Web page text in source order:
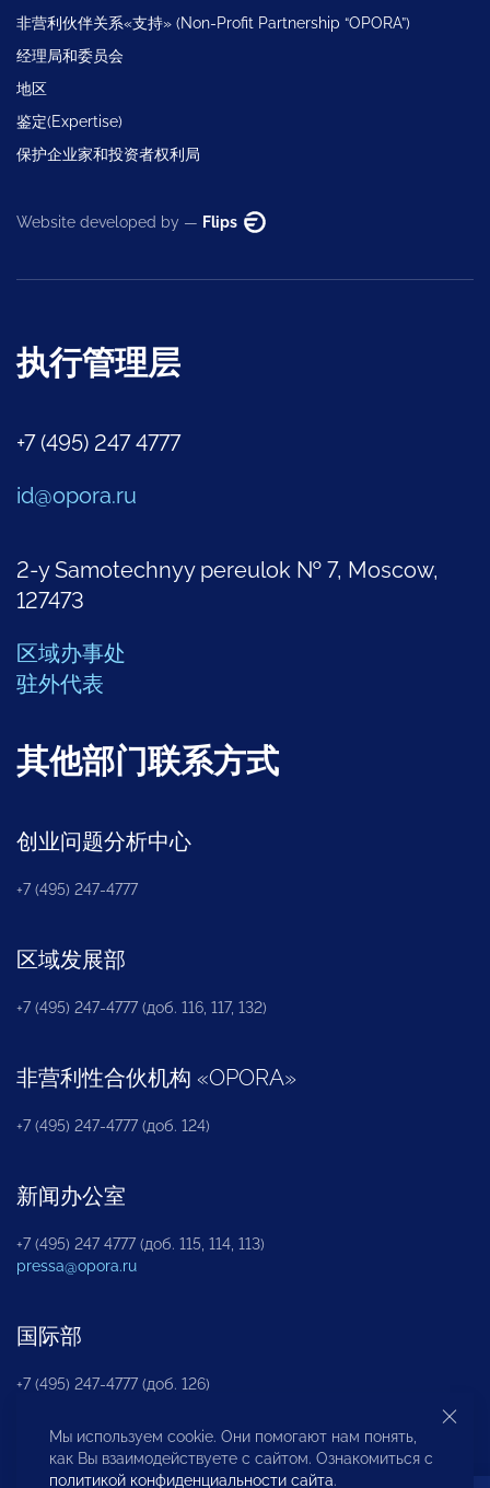
非营利伙伴关系«支持» (Non-Profit Partnership “OPORA”)
经理局和委员会
地区
鉴定(Expertise)
保护企业家和投资者权利局
Website developed by — Flips
执行管理层
+7 (495) 247 4777
id@opora.ru
2-y Samotechnyy pereulok № 7, Moscow,
127473
区域办事处
驻外代表
其他部门联系方式
创业问题分析中心
+7 (495) 247-4777
区域发展部
+7 (495) 247-4777 (доб. 116, 117, 132)
非营利性合伙机构 «OPORA»
+7 (495) 247-4777 (доб. 124)
新闻办公室
+7 (495) 247 4777 (доб. 115, 114, 113)
pressa@opora.ru
国际部
+7 (495) 247-4777 (доб. 126)
商投权益保护部
Мы используем cookie. Они помогают нам понять,
как Вы взаимодействуете с сайтом. Ознакомиться с
политикой конфиденциальности сайта.